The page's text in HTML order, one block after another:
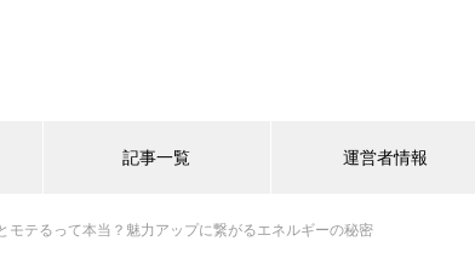
記事一覧 運営者情報
モテるって本当？魅力アップに繋がるエネルギーの秘密